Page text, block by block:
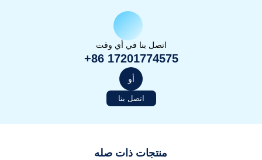
اتصل بنا في أي وقت
+86 17201774575
أو
اتصل بنا
منتجات ذات صله